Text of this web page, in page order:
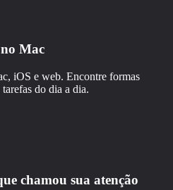
Mac
iOS e web. Encontre formas
do dia a dia.
chamou sua atenção